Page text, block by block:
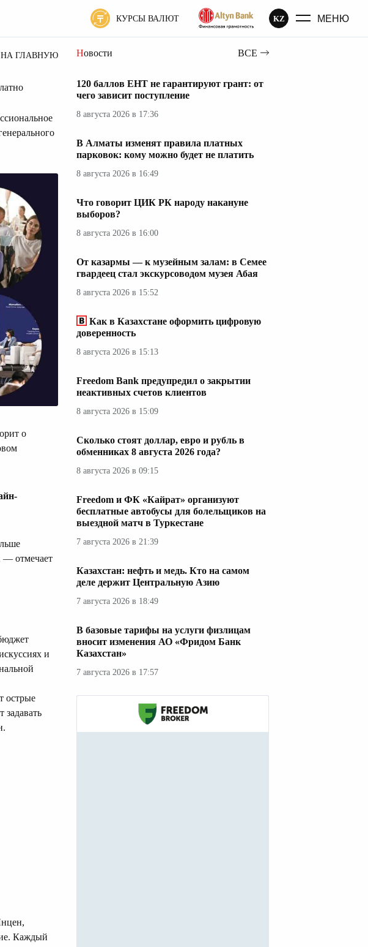
КУРСЫ ВАЛЮТ KZ МЕНЮ
НА ГЛАВНУЮ
о
— отмечает
и
острые
Каждый
Новости ВСЕ
120 баллов ЕНТ не гарантируют грант: от
чего зависит поступление
8 августа 2026 в 17:36
В Алматы изменят правила платных
парковок: кому можно будет не платить
8 августа 2026 в 16:49
Что говорит ЦИК РК народу накануне
выборов?
8 августа 2026 в 16:00
От казармы — к музейным залам: в Семее
гвардеец стал экскурсоводом музея Абая
8 августа 2026 в 15:52
Как в Казахстане оформить цифровую
доверенность
8 августа 2026 в 15:13
Freedom Bank предупредил о закрытии
неактивных счетов клиентов
8 августа 2026 в 15:09
Сколько стоят доллар, евро и рубль в
обменниках 8 августа 2026 года?
8 августа 2026 в 09:15
Freedom и ФК «Кайрат» организуют
бесплатные автобусы для болельщиков на
выездной матч в Туркестане
7 августа 2026 в 21:39
Казахстан: нефть и медь. Кто на самом
деле держит Центральную Азию
7 августа 2026 в 18:49
В базовые тарифы на услуги физлицам
вносит изменения АО «Фридом Банк
Казахстан»
7 августа 2026 в 17:57